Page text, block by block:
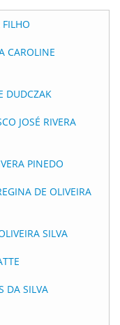
CAROLINE
DUDCZAK
JOSÉ RIVERA
PINEDO
DE OLIVEIRA
SILVA
DA SILVA